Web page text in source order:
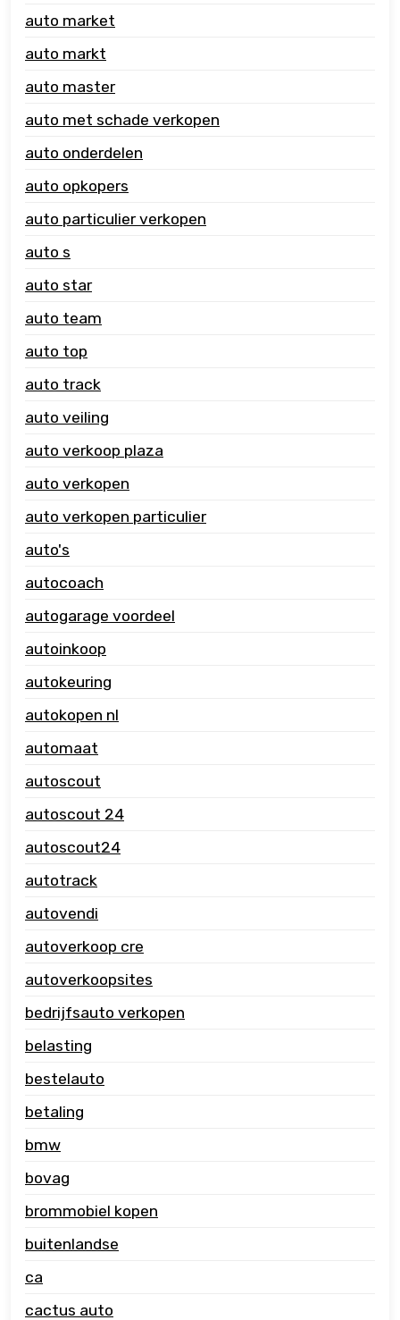
auto market
auto markt
auto master
auto met schade verkopen
auto onderdelen
auto opkopers
auto particulier verkopen
auto s
auto star
auto team
auto top
auto track
auto veiling
auto verkoop plaza
auto verkopen
auto verkopen particulier
auto's
autocoach
autogarage voordeel
autoinkoop
autokeuring
autokopen nl
automaat
autoscout
autoscout 24
autoscout24
autotrack
autovendi
autoverkoop cre
autoverkoopsites
bedrijfsauto verkopen
belasting
bestelauto
betaling
bmw
bovag
brommobiel kopen
buitenlandse
ca
cactus auto